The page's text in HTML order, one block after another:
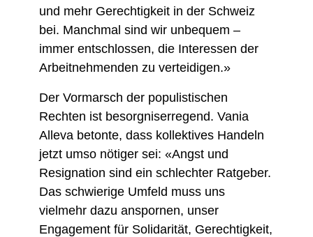
und mehr Gerechtigkeit in der Schweiz
bei. Manchmal sind wir unbequem –
immer entschlossen, die Interessen der
Arbeitnehmenden zu verteidigen.»
Der Vormarsch der populistischen
Rechten ist besorgniserregend. Vania
Alleva betonte, dass kollektives Handeln
jetzt umso nötiger sei: «Angst und
Resignation sind ein schlechter Ratgeber.
Das schwierige Umfeld muss uns
vielmehr dazu anspornen, unser
Engagement für Solidarität, Gerechtigkeit,